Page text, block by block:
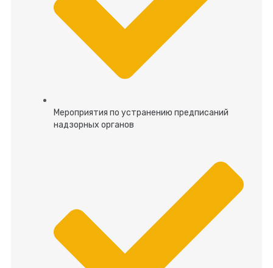
Мероприятия по устранению предписаний
надзорных органов